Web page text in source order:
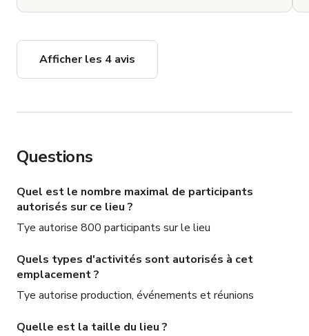
négociations et transactions liées à la réservation
Politiques & commodités du lieu
✔ Fumer autorisé à l'intérieur
✔ Clips musicaux, publicités & création de contenu
✔ Aménagement flexible pour des designs
d'événements personnalisés
Les tarifs, forfaits, politiques du lieu, commodités et
disponibilités sont susceptibles de changer sans préavis.
Toutes les demandes personnalisées doivent être
soumises via Giggster pour examen et considération par
l'hôte.
Afficher les 4 avis
Questions
Quel est le nombre maximal de participants
autorisés sur ce lieu ?
Tye autorise 800 participants sur le lieu
Quels types d'activités sont autorisés à cet
emplacement ?
Tye autorise production, événements et réunions
Quelle est la taille du lieu ?